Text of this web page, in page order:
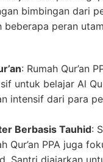
bimbingan dari
peran
: Rumah Qur’an
untuk belajar Al
intensif dari para
Berbasis Tauhid:
Qur’an PPA juga
Santri diajarkan